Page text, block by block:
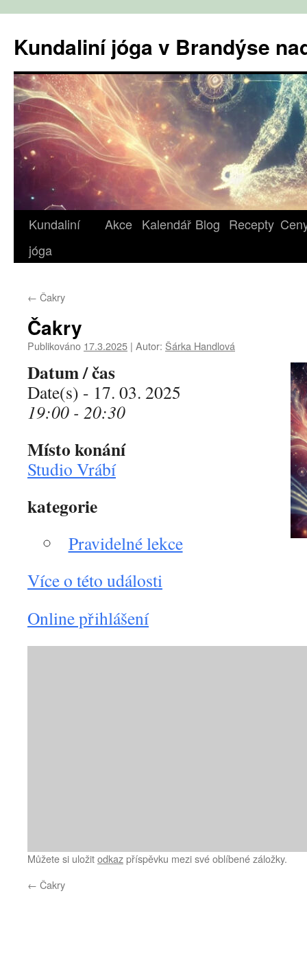
obsahu
webu
Kundaliní jóga v Brandýse
Kundaliní
jóga
Akce Kalendář Blog Recepty
← Čakry
Čakry
Publikováno 17.3.2025 | Autor: Šárka Handlová
Datum / čas
Date(s) - 17. 03. 2025
19:00 - 20:30
Místo konání
Studio Vrábí
kategorie
Pravidelné lekce
Více o této události
Online přihlášení
Můžete si uložitodkazpříspěvku mezi své oblíbené záložky.
← Čakry